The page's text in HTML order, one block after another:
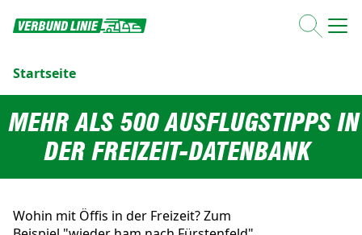
Startseite
MEHR ALS 500 AUSFLUGSTIPPS IN
DER FREIZEIT-DATENBANK
Wohin mit Öffis in der Freizeit? Zum